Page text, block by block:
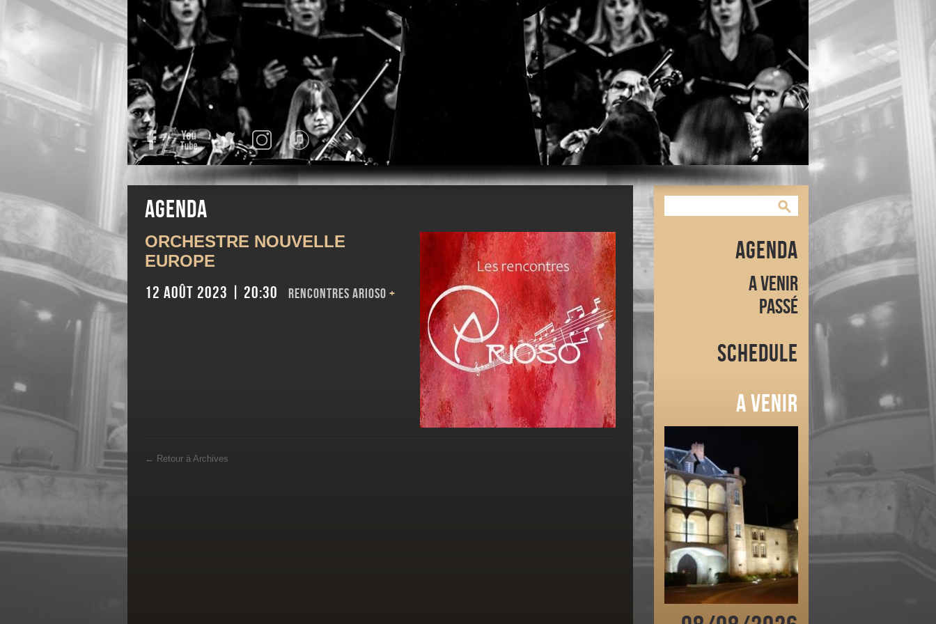
FacebookYouTube Twitter InstagramiTunes
Agenda
ORCHESTRE NOUVELLE
EUROPE
12 août 2023 | 20:30 RENCONTRES ARIOSO +
← Retour à Archives
Agenda
A venir
Passé
Schedule
A venir